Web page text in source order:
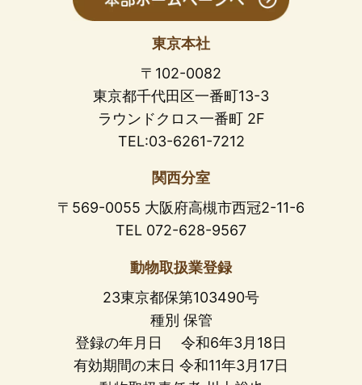
東京本社
〒102-0082
東京都千代田区一番町13-3
ラウンドクロス一番町 2F
TEL:03-6261-7212
関西分室
〒569-0055 大阪府高槻市西冠2-11-6
TEL 072-628-9567
動物取扱業登録
23東京都保第103490号
種別 保管
登録の年月日 令和6年3月18日
有効期間の末日 令和11年3月17日